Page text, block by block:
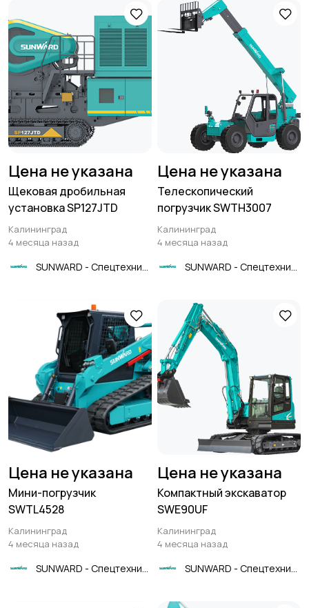
Цена не указана
Щековая дробильная
установка SP127JTD
Калининград
4 месяца назад
Цена не указана
Телескопический
погрузчик SWTH3007
Калининград
4 месяца назад
Цена не указана
Мини-погрузчик
SWTL4528
Калининград
4 месяца назад
Цена не указана
Компактный экскаватор
SWE90UF
Калининград
4 месяца назад